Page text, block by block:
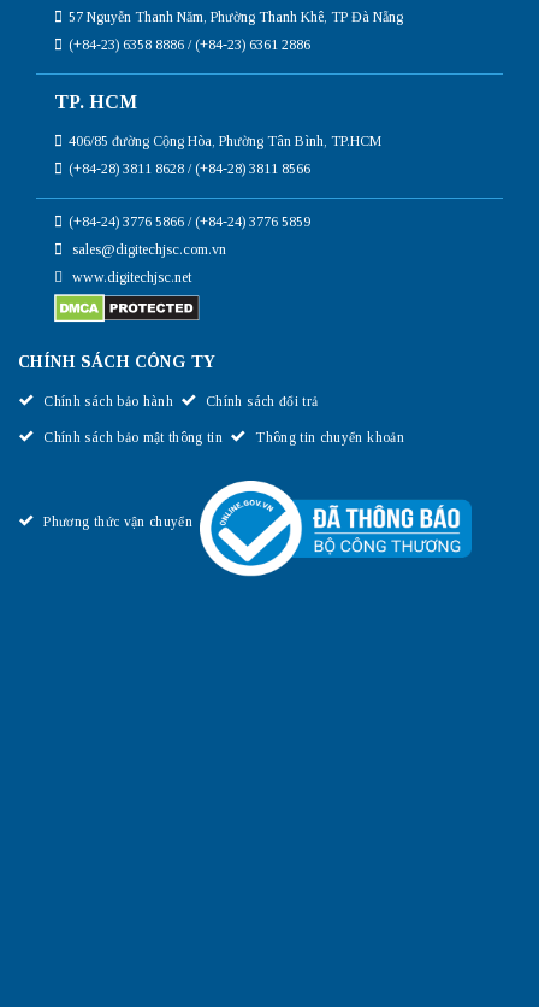
57 Nguyễn Thanh Năm, Phường Thanh Khê, TP Đà Nẵng
(+84-23) 6358 8886 / (+84-23) 6361 2886
TP. HCM
406/85 đường Cộng Hòa, Phường Tân Bình, TP.HCM
(+84-28) 3811 8628 / (+84-28) 3811 8566
(+84-24) 3776 5866 / (+84-24) 3776 5859
sales@digitechjsc.com.vn
www.digitechjsc.net
CHÍNH SÁCH CÔNG TY
Chính sách bảo hành Chính sách đổi trả
Chính sách bảo mật thông tin Thông tin chuyển khoản
Phương thức vận chuyển